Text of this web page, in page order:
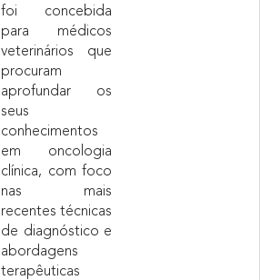
foi concebida
para médicos
veterinários que
procuram
aprofundar os
seus
conhecimentos
em oncologia
clínica, com foco
nas mais
recentes técnicas
de diagnóstico e
abordagens
terapêuticas